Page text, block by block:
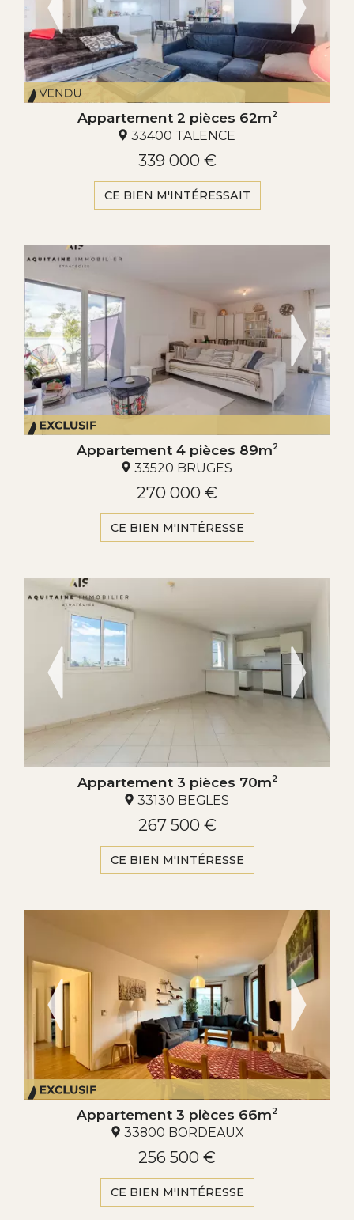
Appartement 2 pièces 62m2
33400 TALENCE
339 000 €
CE BIEN M'INTÉRESSAIT
Appartement 4 pièces 89m2
33520 BRUGES
270 000 €
CE BIEN M'INTÉRESSE
Appartement 3 pièces 70m2
33130 BEGLES
267 500 €
CE BIEN M'INTÉRESSE
Appartement 3 pièces 66m2
33800 BORDEAUX
256 500 €
CE BIEN M'INTÉRESSE